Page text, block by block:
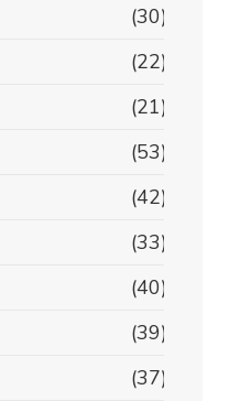
(30)
(22)
(21)
(53)
(42)
(33)
(40)
(39)
(37)